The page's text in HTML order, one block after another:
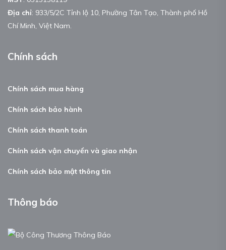
Địa chỉ: 933/5/2C Tỉnh lộ 10, Phường Tân Tạo, Thành phố Hồ
Chí Minh, Việt Nam.
Chính sách
Chính sách mua hàng
Chính sách bảo hành
Chính sách thanh toán
Chính sách vận chuyển và giao nhận
Chính sách bảo mật thông tin
Thông báo